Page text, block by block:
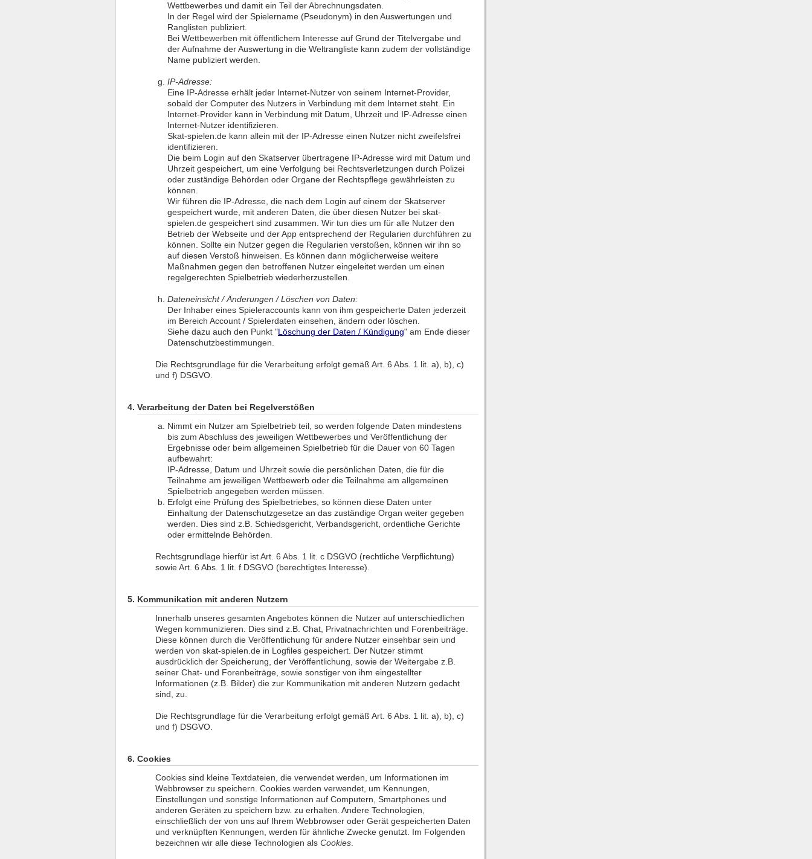
Wettbewerbes und damit ein Teil der Abrechnungsdaten.
In der Regel wird der Spielername (Pseudonym) in den Auswertungen und
Ranglisten publiziert.
Bei Wettbewerben mit öffentlichem Interesse auf Grund der Titelvergabe und
der Aufnahme der Auswertung in die Weltrangliste kann zudem der vollständige
Name publiziert werden.
IP-Adresse:
Eine IP-Adresse erhält jeder Internet-Nutzer von seinem Internet-Provider,
sobald der Computer des Nutzers in Verbindung mit dem Internet steht. Ein
Internet-Provider kann in Verbindung mit Datum, Uhrzeit und IP-Adresse einen
Internet-Nutzer identifizieren.
Skat-spielen.de kann allein mit der IP-Adresse einen Nutzer nicht zweifelsfrei
identifizieren.
Die beim Login auf den Skatserver übertragene IP-Adresse wird mit Datum und
Uhrzeit gespeichert, um eine Verfolgung bei Rechtsverletzungen durch Polizei
oder zuständige Behörden oder Organe der Rechtspflege gewährleisten zu
können.
Wir führen die IP-Adresse, die nach dem Login auf einem der Skatserver
gespeichert wurde, mit anderen Daten, die über diesen Nutzer bei skat-
spielen.de gespeichert sind zusammen. Wir tun dies um für alle Nutzer den
Betrieb der Webseite und der App entsprechend der Regularien durchführen zu
können. Sollte ein Nutzer gegen die Regularien verstoßen, können wir ihn so
auf diesen Verstoß hinweisen. Es können dann möglicherweise weitere
Maßnahmen gegen den betroffenen Nutzer eingeleitet werden um einen
regelgerechten Spielbetrieb wiederherzustellen.
Dateneinsicht / Änderungen / Löschen von Daten:
Der Inhaber eines Spieleraccounts kann von ihm gespeicherte Daten jederzeit
im Bereich Account / Spielerdaten einsehen, ändern oder löschen.
Siehe dazu auch den Punkt "Löschung der Daten / Kündigung" am Ende dieser
Datenschutzbestimmungen.
Die Rechtsgrundlage für die Verarbeitung erfolgt gemäß Art. 6 Abs. 1 lit. a), b), c)
und f) DSGVO.
Verarbeitung der Daten bei Regelverstößen
Nimmt ein Nutzer am Spielbetrieb teil, so werden folgende Daten mindestens
bis zum Abschluss des jeweiligen Wettbewerbes und Veröffentlichung der
Ergebnisse oder beim allgemeinen Spielbetrieb für die Dauer von 60 Tagen
aufbewahrt:
IP-Adresse, Datum und Uhrzeit sowie die persönlichen Daten, die für die
Teilnahme am jeweiligen Wettbewerb oder die Teilnahme am allgemeinen
Spielbetrieb angegeben werden müssen.
Erfolgt eine Prüfung des Spielbetriebes, so können diese Daten unter
Einhaltung der Datenschutzgesetze an das zuständige Organ weiter gegeben
werden. Dies sind z.B. Schiedsgericht, Verbandsgericht, ordentliche Gerichte
oder ermittelnde Behörden.
Rechtsgrundlage hierfür ist Art. 6 Abs. 1 lit. c DSGVO (rechtliche Verpflichtung)
sowie Art. 6 Abs. 1 lit. f DSGVO (berechtigtes Interesse).
Kommunikation mit anderen Nutzern
Innerhalb unseres gesamten Angebotes können die Nutzer auf unterschiedlichen
Wegen kommunizieren. Dies sind z.B. Chat, Privatnachrichten und Forenbeiträge.
Diese können durch die Veröffentlichung für andere Nutzer einsehbar sein und
werden von skat-spielen.de in Logfiles gespeichert. Der Nutzer stimmt
ausdrücklich der Speicherung, der Veröffentlichung, sowie der Weitergabe z.B.
seiner Chat- und Forenbeiträge, sowie sonstiger von ihm eingestellter
Informationen (z.B. Bilder) die zur Kommunikation mit anderen Nutzern gedacht
sind, zu.
Die Rechtsgrundlage für die Verarbeitung erfolgt gemäß Art. 6 Abs. 1 lit. a), b), c)
und f) DSGVO.
Cookies
Cookies sind kleine Textdateien, die verwendet werden, um Informationen im
Webbrowser zu speichern. Cookies werden verwendet, um Kennungen,
Einstellungen und sonstige Informationen auf Computern, Smartphones und
anderen Geräten zu speichern bzw. zu erhalten. Andere Technologien,
einschließlich der von uns auf Ihrem Webbrowser oder Gerät gespeicherten Daten
und verknüpften Kennungen, werden für ähnliche Zwecke genutzt. Im Folgenden
bezeichnen wir alle diese Technologien als Cookies